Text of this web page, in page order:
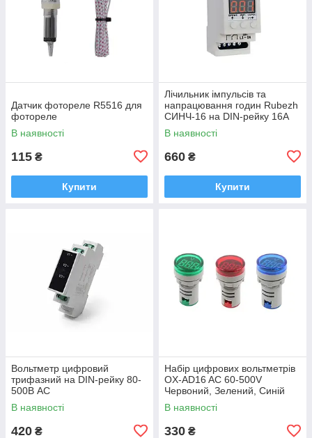
Датчик фотореле R5516 для
фотореле
В наявності
115 ₴
Купити
Лічильник імпульсів та
напрацювання годин Rubezh
СИНЧ-16 на DIN-рейку 16А
220V
В наявності
660 ₴
Купити
Вольтметр цифровий
трифазний на DIN-рейку 80-
500В AC
В наявності
420 ₴
Набір цифрових вольтметрів
OX-AD16 AC 60-500V
Червоний, Зелений, Синій
В наявності
330 ₴